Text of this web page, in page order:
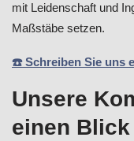
mit Leidenschaft und
Maßstäbe setzen.
☎️ Schreiben Sie uns
Unsere
einen